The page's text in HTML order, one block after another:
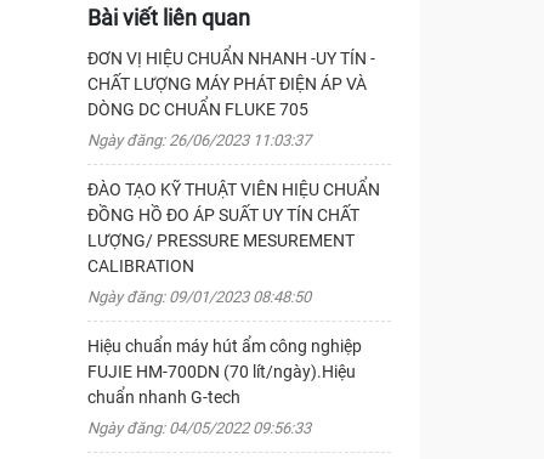
Bài viết liên quan
ĐƠN VỊ HIỆU CHUẨN NHANH -UY TÍN -
CHẤT LƯỢNG MÁY PHÁT ĐIỆN ÁP VÀ
DÒNG DC CHUẨN FLUKE 705
Ngày đăng: 26/06/2023 11:03:37
ĐÀO TẠO KỸ THUẬT VIÊN HIỆU CHUẨN
ĐỒNG HỒ ĐO ÁP SUẤT UY TÍN CHẤT
LƯỢNG/ PRESSURE MESUREMENT
CALIBRATION
Ngày đăng: 09/01/2023 08:48:50
Hiệu chuẩn máy hút ẩm công nghiệp
FUJIE HM-700DN (70 lít/ngày).Hiệu
chuẩn nhanh G-tech
Ngày đăng: 04/05/2022 09:56:33